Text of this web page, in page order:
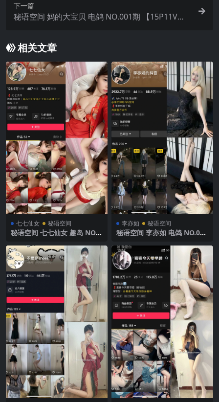
下一篇
秘语空间 妈的大宝贝 电鸽 NO.001期 【15P11V】2
相关文章
七七仙女 秘语空间
秘语空间 七七仙女 趣岛 NO.0
整版
李亦如 秘语空间
秘语空间 李亦如 电鸽 NO.002